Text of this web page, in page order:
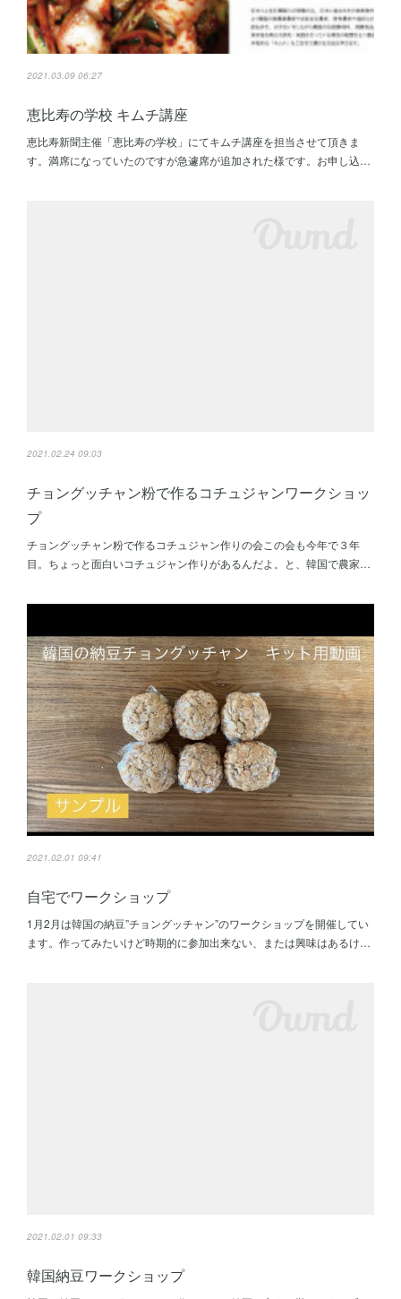
2021.03.09 06:27
恵比寿の学校 キムチ講座
恵比寿新聞主催「恵比寿の学校」にてキムチ講座を担当させて頂きま
す。満席になっていたのですが急遽席が追加された様です。お申し込…
2021.02.24 09:03
チョングッチャン粉で作るコチュジャンワークショッ
プ
チョングッチャン粉で作るコチュジャン作りの会この会も今年で３年
目。ちょっと面白いコチュジャン作りがあるんだよ。と、韓国で農家…
2021.02.01 09:41
自宅でワークショップ
1月2月は韓国の納豆”チョングッチャン”のワークショップを開催してい
ます。作ってみたいけど時期的に参加出来ない、または興味はあるけ…
2021.02.01 09:33
韓国納豆ワークショップ